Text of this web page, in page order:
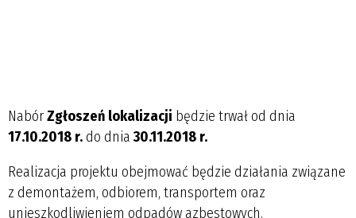
NabórZgłoszeń lokalizacji będzie trwał od dnia
17.10.2018 r.do dnia 30.11.2018 r.
Realizacja projektu obejmować będzie działania związane
z demontażem, odbiorem, transportem oraz
unieszkodliwieniem odpadów azbestowych.